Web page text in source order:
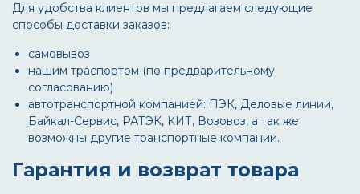
Для удобства клиентов мы предлагаем следующие
способы доставки заказов:
самовывоз
нашим траспортом (по предварительному
согласованию)
автотранспортной компанией: ПЭК, Деловые линии,
Байкал-Сервис, РАТЭК, КИТ, Возовоз, а так же
возможны другие транспортные компании.
Гарантия и возврат товара